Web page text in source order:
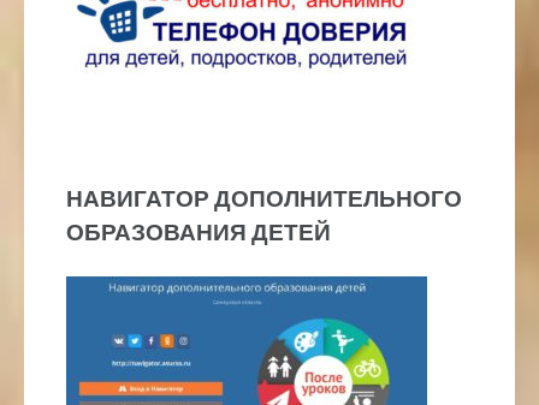
НАВИГАТОР ДОПОЛНИТЕЛЬНОГО
ОБРАЗОВАНИЯ ДЕТЕЙ